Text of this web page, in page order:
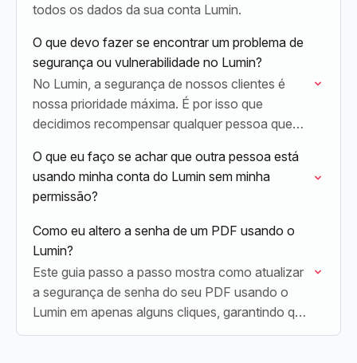
todos os dados da sua conta Lumin.
O que devo fazer se encontrar um problema de
segurança ou vulnerabilidade no Lumin?
No Lumin, a segurança de nossos clientes é
nossa prioridade máxima. É por isso que
decidimos recompensar qualquer pessoa que
Lumin; continue lendo para…
O que eu faço se achar que outra pessoa está
usando minha conta do Lumin sem minha
permissão?
Como eu altero a senha de um PDF usando o
Lumin?
Este guia passo a passo mostra como atualizar
a segurança de senha do seu PDF usando o
Lumin em apenas alguns cliques, garantindo que
seus documentos confidenciais permaneçam